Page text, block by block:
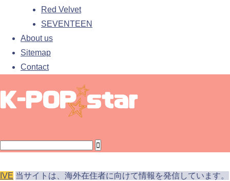
Red Velvet
SEVENTEEN
About us
Sitemap
Contact
IVE 当サイトは、海外在住者に向けて情報を発信しています。